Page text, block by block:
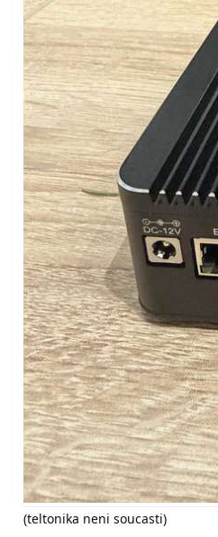
(teltonika neni soucasti)